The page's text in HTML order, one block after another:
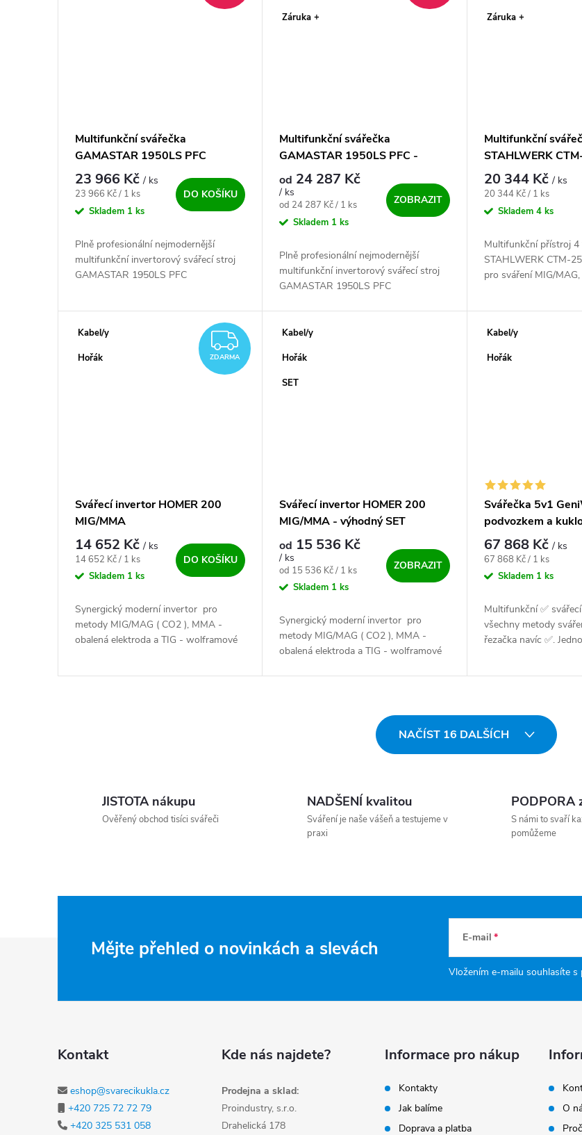
Multifunkční svářečka
GAMASTAR 1950LS PFC
23 966 Kč/ ks
Měrná cena:
23 966 Kč / 1 ks
Skladem 1 ks
DO KOŠÍKU
Plně profesionální nejmodernější
multifunkční invertorový svářecí stroj
GAMASTAR 1950LS PFC
Záruka +
Multifunkční svářečka
GAMASTAR 1950LS PFC -
výhodný SET
od 24 287 Kč
/ ks
Měrná cena:
od 24 287 Kč / 1 ks
Skladem 1 ks
ZOBRAZIT
Plně profesionální nejmodernější
multifunkční invertorový svářecí stroj
GAMASTAR 1950LS PFC
kolečkách....
Záruka +
Multifunkční
STAHLWERK
20 344 Kč/ ks
Měrná cena:
20 344 Kč / 1 ks
Skladem 4 ks
Multifunkční přístroj 4
STAHLWERK CTM-
pro sváření MIG/
Kabel/y
Hořák
ZDARMA
ZDARMA
Svářecí invertor HOMER 200
MIG/MMA
14 652 Kč/ ks
Měrná cena:
14 652 Kč / 1 ks
Skladem 1 ks
DO KOŠÍKU
Synergický moderní invertor pro
metody MIG/MAG ( CO2 ), MMA -
obalená elektroda a TIG - wolframové
Kabel/y
Hořák
SET
Svářecí invertor HOMER 200
MIG/MMA - výhodný SET
od 15 536 Kč
/ ks
Měrná cena:
od 15 536 Kč / 1 ks
Skladem 1 ks
ZOBRAZIT
Synergický moderní invertor pro
metody MIG/MAG ( CO2 ), MMA -
obalená elektroda a TIG - wolframové
Kabel/y
Hořák
Svářečka 5v1
podvozkem a
67 868 Kč/ ks
Měrná cena:
67 868 Kč / 1 ks
Skladem 1 ks
Multifunkční ✅
všechny metody
řezačka navíc ✅.
NAČÍST 16 DALŠÍCH
JISTOTA nákupu
Ověřený obchod tisíci svářeči
NADŠENÍ kvalitou
Sváření je naše vášeň a testujeme v
praxi
PODPORA
S námi to svaří
pomůžeme
Mějte přehled o novinkách a slevách E-mail
Vložením e-mailu souhlasíte s
Kontakt
eshop@svarecikukla.cz
+420 725 72 72 79
+420 325 531 058
Kde nás najdete?
Prodejna a sklad:
Proindustry, s.r.o.
Drahelická 178
Informace pro nákup
Kontakty
Jak balíme
Doprava a platba
O